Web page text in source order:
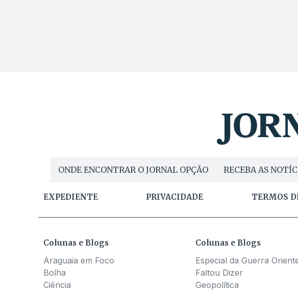
ONDE ENCONTRAR O JORNAL OPÇÃO RECEBA AS
EXPEDIENTE PRIVACIDADE TERMOS
Colunas e Blogs
Araguaia em Foco
Bolha
Ciência
Colunas e Blogs
Especial da Guerra
Faltou Dizer
Geopolítica